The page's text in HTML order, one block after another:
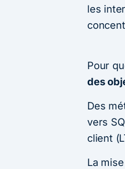
les
Pour
des
Des
vers
client
La